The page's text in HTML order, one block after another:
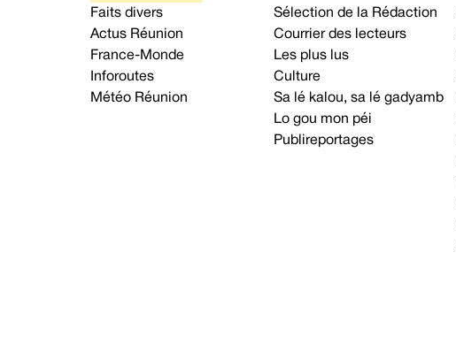
Faits divers
Actus Réunion
France-Monde
Inforoutes
Météo Réunion
Sélection de la Rédaction
Courrier des lecteurs
Les plus lus
Culture
Sa lé kalou, sa lé gadyamb
Lo gou mon péi
Publireportages